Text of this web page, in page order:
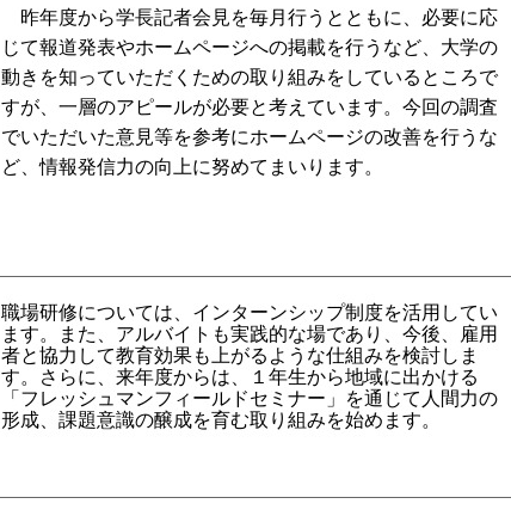
昨年度から学長記者会見を毎月行うとともに、必要に応
じて報道発表やホームページへの掲載を行うなど、大学の
動きを知っていただくための取り組みをしているところで
すが、一層のアピールが必要と考えています。今回の調査
でいただいた意見等を参考にホームページの改善を行うな
ど、情報発信力の向上に努めてまいります。
職場研修については、インターンシップ制度を活用してい
ます。また、アルバイトも実践的な場であり、今後、雇用
者と協力して教育効果も上がるような仕組みを検討しま
す。さらに、来年度からは、１年生から地域に出かける
「フレッシュマンフィールドセミナー」を通じて人間力の
形成、課題意識の醸成を育む取り組みを始めます。